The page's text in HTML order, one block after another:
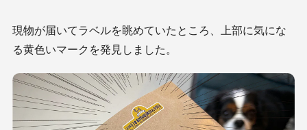
現物が届いてラベルを眺めていたところ、上部に気にな
る黄色いマークを発見しました。